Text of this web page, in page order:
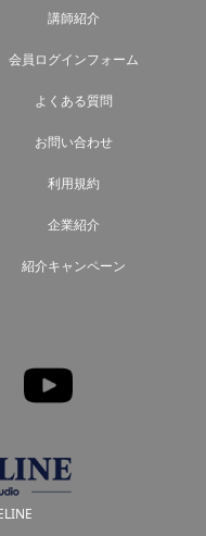
講師紹介
会員ログインフォーム
よくある質問
お問い合わせ
利用規約
企業紹介
紹介キャンペーン